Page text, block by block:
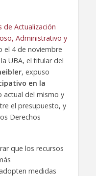
de Actualización
Administrativo y
el 4 de noviembre
UBA, el titular del
, expuso
en la
actual del mismo y
el presupuesto, y
Derechos
que los recursos
medidas